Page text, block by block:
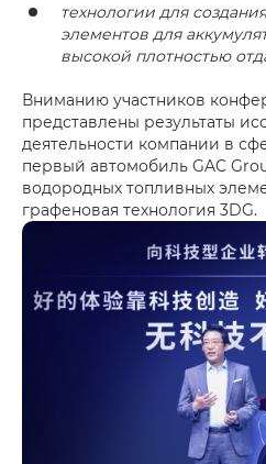
технологии для
элементов для
высокой плотностью
Вниманию участников
представлены результаты
деятельности компании в
первый автомобиль GAC
водородных топливных
графеновая технология 3DG.